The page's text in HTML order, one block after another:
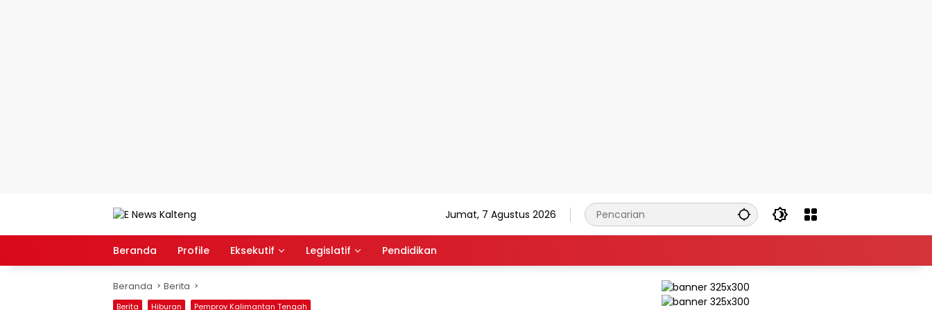
Jumat, 7 Agustus 2026
Beranda Profile Eksekutif Legislatif Pendidikan
Beranda Berita
Berita Hiburan Pemprov Kalimantan Tengah